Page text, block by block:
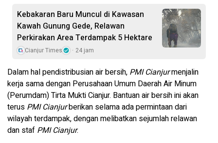
Kebakaran Baru Muncul di Kawasan
Kawah Gunung Gede, Relawan
Perkirakan Area Terdampak 5 Hektare
Cianjur Times 24 jam
Dalam hal pendistribusian air bersih, PMI Cianjurmenjalin
kerja sama dengan Perusahaan Umum Daerah Air Minum
(Perumdam) Tirta Mukti Cianjur. Bantuan air bersih ini akan
terus PMI Cianjurberikan selama ada permintaan dari
wilayah terdampak, dengan melibatkan sejumlah relawan
dan staf PMI Cianjur.